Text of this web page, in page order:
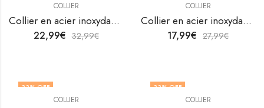
COLLIER
Collier en acier inoxydable plaqué or 18K de V&F Jewellers
22,99€ 32,99€
COLLIER
Collier en acier inoxydable plaqué or 18K de V&F Jewellers
17,99€ 27,99€
33% OFF
COLLIER
33% OFF
COLLIER